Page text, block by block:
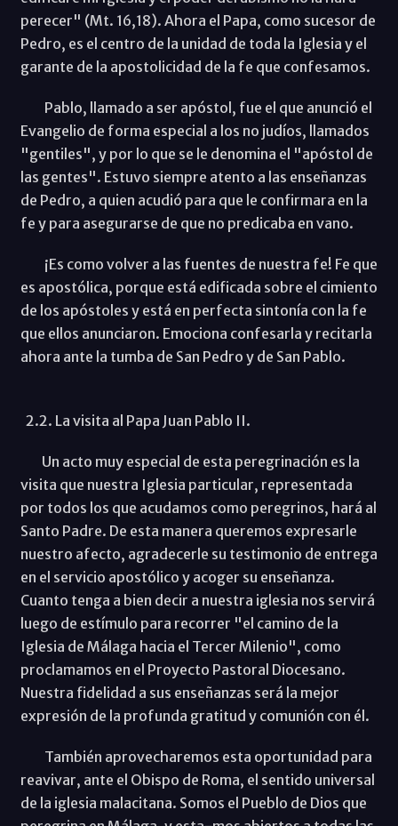
perecer" (Mt. 16,18). Ahora el Papa, como sucesor de
Pedro, es el centro de la unidad de toda la Iglesia y el
garante de la apostolicidad de la fe que confesamos.
Pablo, llamado a ser apóstol, fue el que anunció el
Evangelio de forma especial a los no judíos, llamados
"gentiles", y por lo que se le denomina el "apóstol de
las gentes". Estuvo siempre atento a las enseñanzas
de Pedro, a quien acudió para que le confirmara en la
fe y para asegurarse de que no predicaba en vano.
¡Es como volver a las fuentes de nuestra fe! Fe que
es apostólica, porque está edificada sobre el cimiento
de los apóstoles y está en perfecta sintonía con la fe
que ellos anunciaron. Emociona confesarla y recitarla
ahora ante la tumba de San Pedro y de San Pablo.
2.2. La visita al Papa Juan Pablo II.
Un acto muy especial de esta peregrinación es la
visita que nuestra Iglesia particular, representada
por todos los que acudamos como peregrinos, hará al
Santo Padre. De esta manera queremos expresarle
nuestro afecto, agradecerle su testimonio de entrega
en el servicio apostólico y acoger su enseñanza.
Cuanto tenga a bien decir a nuestra iglesia nos servirá
luego de estímulo para recorrer "el camino de la
Iglesia de Málaga hacia el Tercer Milenio", como
proclamamos en el Proyecto Pastoral Diocesano.
Nuestra fidelidad a sus enseñanzas será la mejor
expresión de la profunda gratitud y comunión con él.
También aprovecharemos esta oportunidad para
reavivar, ante el Obispo de Roma, el sentido universal
de la iglesia malacitana. Somos el Pueblo de Dios que